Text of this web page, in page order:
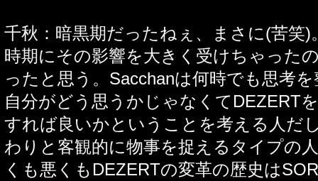
千秋：暗黒期だったねぇ、まさに(苦笑)
時期にその影響を大きく受けちゃった
ったと思う。Sacchanは何時でも思考
自分がどう思うかじゃなくてDEZERT
すれば良いかということを考える人だ
わりと客観的に物事を捉えるタイプの
くも悪くもDEZERTの変革の歴史は